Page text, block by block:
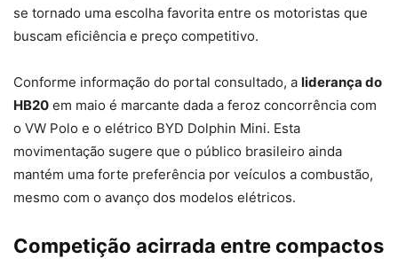
se tornado uma escolha favorita entre os motoristas que
buscam eficiência e preço competitivo.
Conforme informação do portal consultado, a liderança do
HB20 em maio é marcante dada a feroz concorrência com
o VW Polo e o elétrico BYD Dolphin Mini. Esta
movimentação sugere que o público brasileiro ainda
mantém uma forte preferência por veículos a combustão,
mesmo com o avanço dos modelos elétricos.
Competição acirrada entre compactos